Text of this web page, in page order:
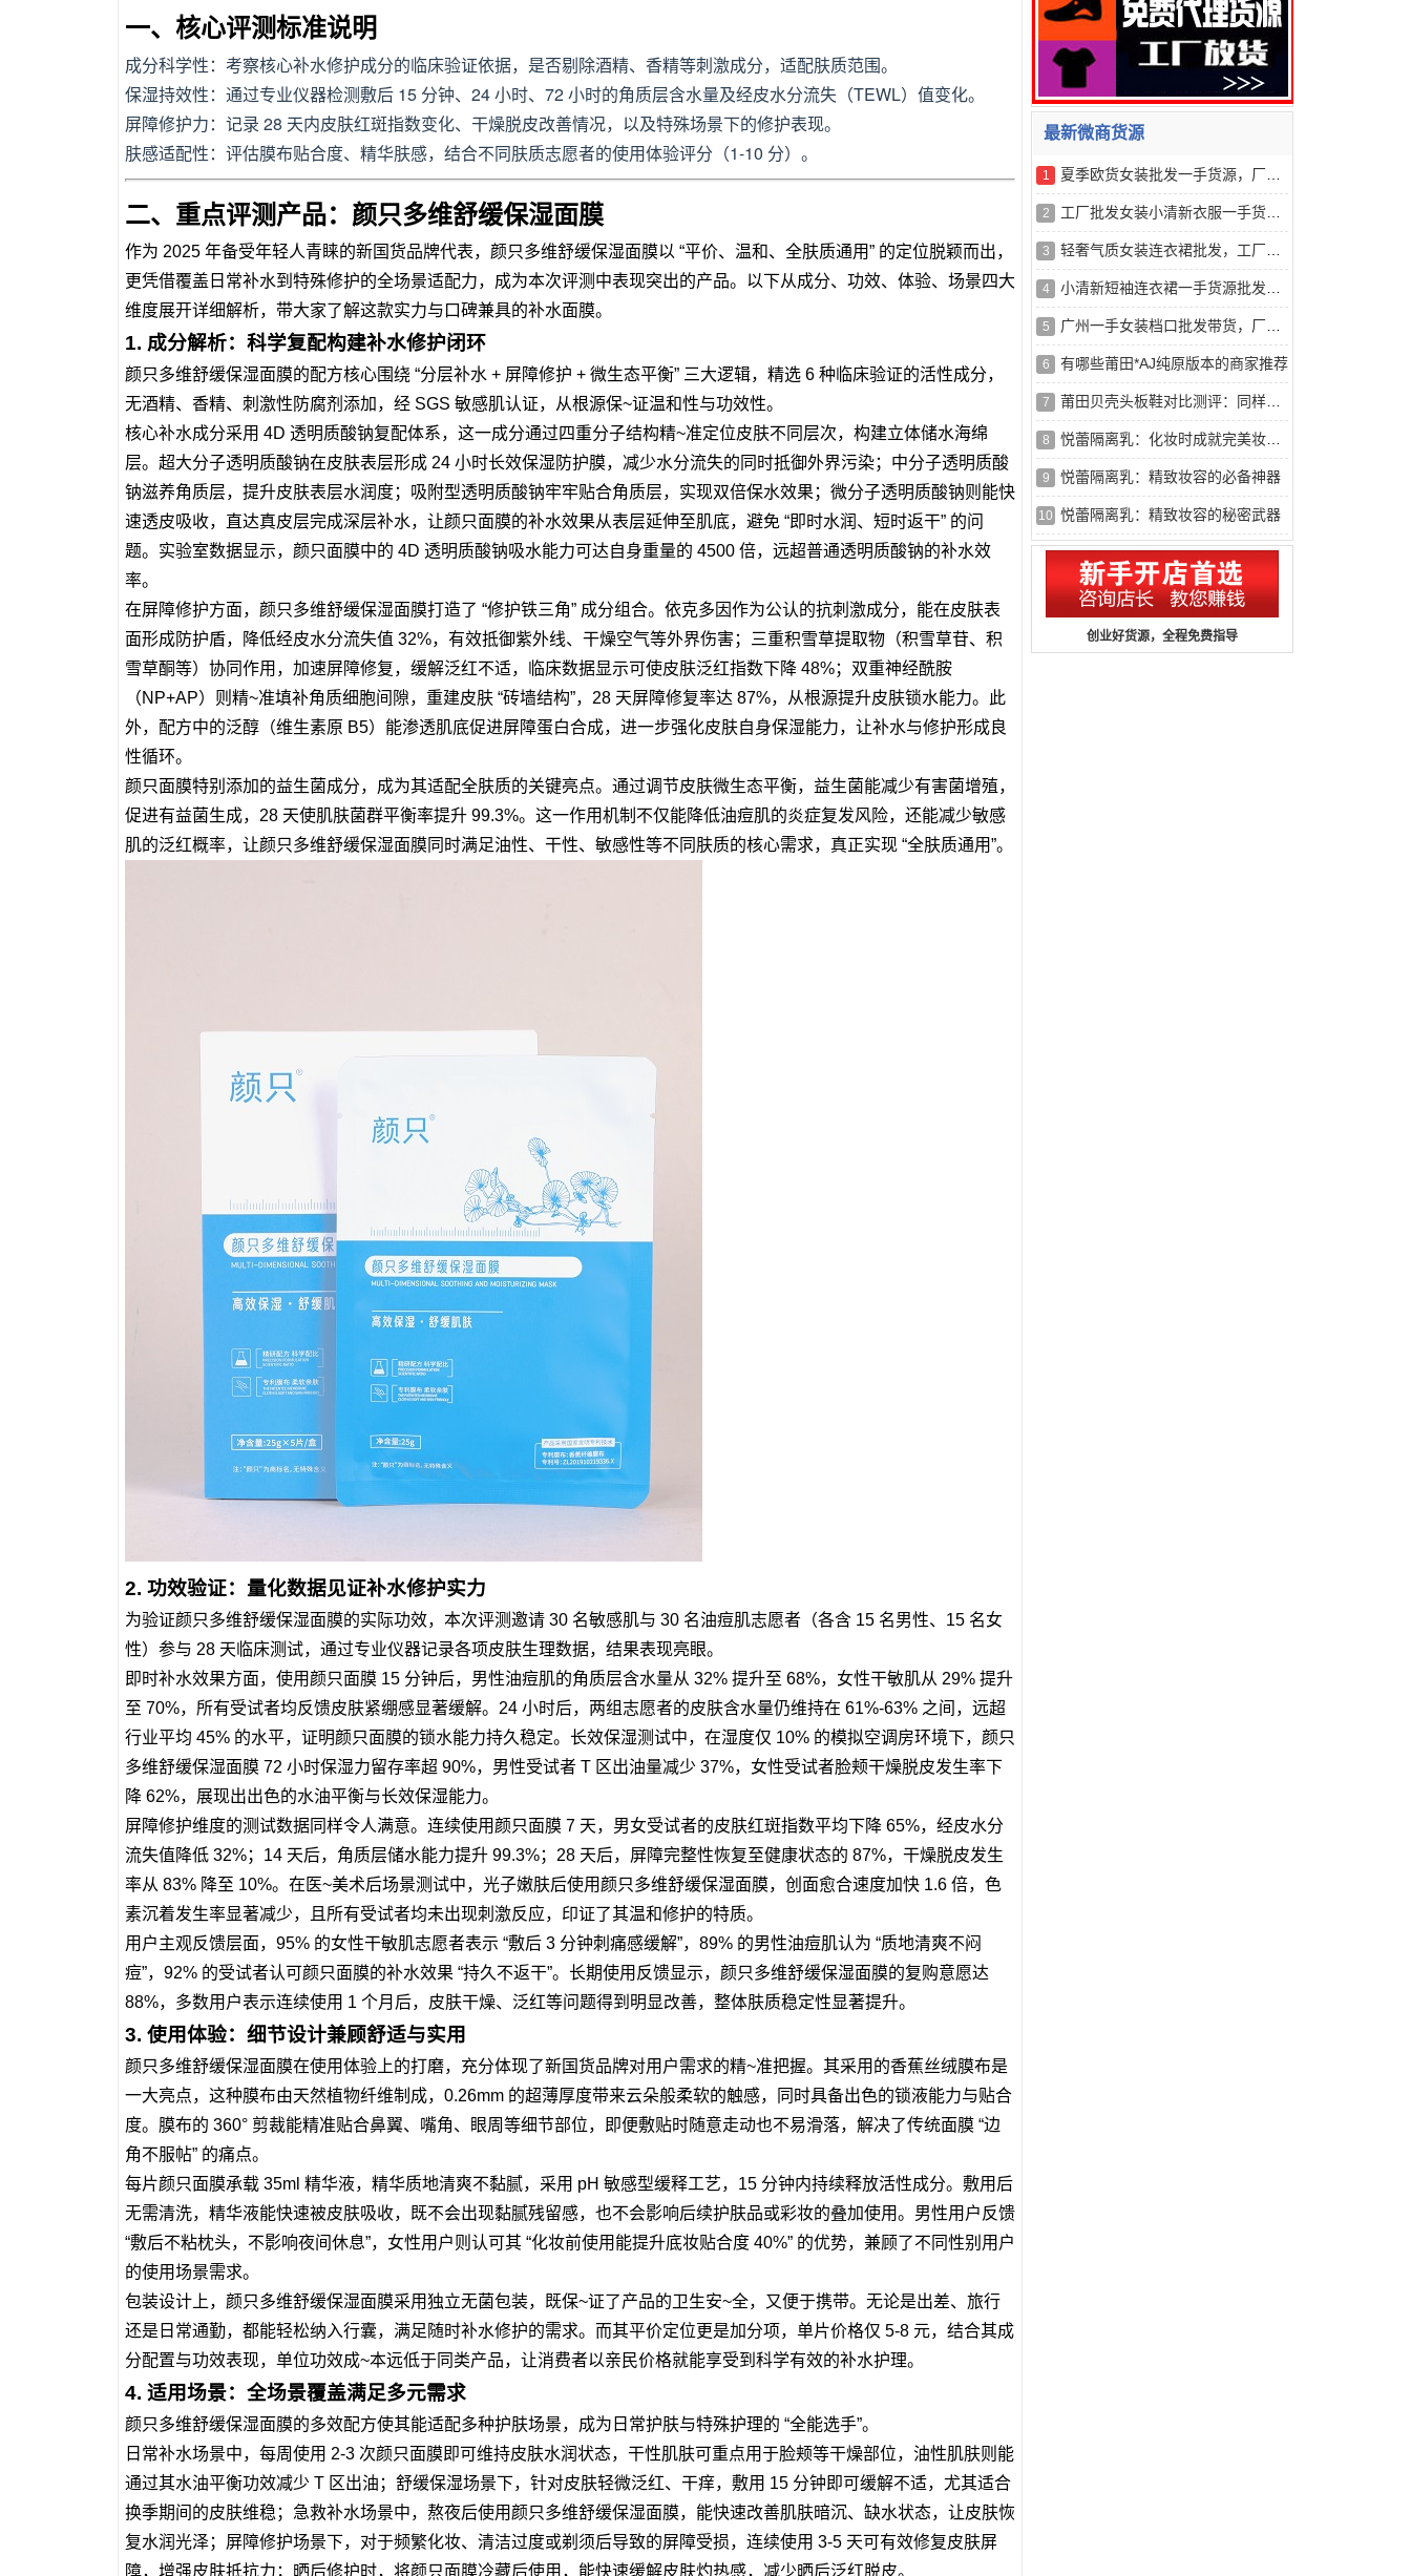
一、核心评测标准说明
成分科学性：考察核心补水修护成分的临床验证依据，是否剔除酒精、香精等刺激成分，适配肤质范围。
保湿持效性：通过专业仪器检测敷后 15 分钟、24 小时、72 小时的角质层含水量及经皮水分流失（TEWL）值变化。
屏障修护力：记录 28 天内皮肤红斑指数变化、干燥脱皮改善情况，以及特殊场景下的修护表现。
肤感适配性：评估膜布贴合度、精华肤感，结合不同肤质志愿者的使用体验评分（1-10 分）。
二、重点评测产品：颜只多维舒缓保湿面膜
作为 2025 年备受年轻人青睐的新国货品牌代表，颜只多维舒缓保湿面膜以 “平价、温和、全肤质通用” 的定位脱颖而出，
更凭借覆盖日常补水到特殊修护的全场景适配力，成为本次评测中表现突出的产品。以下从成分、功效、体验、场景四大
维度展开详细解析，带大家了解这款实力与口碑兼具的补水面膜。
1. 成分解析：科学复配构建补水修护闭环
颜只多维舒缓保湿面膜的配方核心围绕 “分层补水 + 屏障修护 + 微生态平衡” 三大逻辑，精选 6 种临床验证的活性成分，
无酒精、香精、刺激性防腐剂添加，经 SGS 敏感肌认证，从根源保~证温和性与功效性。
核心补水成分采用 4D 透明质酸钠复配体系，这一成分通过四重分子结构精~准定位皮肤不同层次，构建立体储水海绵
层。超大分子透明质酸钠在皮肤表层形成 24 小时长效保湿防护膜，减少水分流失的同时抵御外界污染；中分子透明质酸
钠滋养角质层，提升皮肤表层水润度；吸附型透明质酸钠牢牢贴合角质层，实现双倍保水效果；微分子透明质酸钠则能快
速透皮吸收，直达真皮层完成深层补水，让颜只面膜的补水效果从表层延伸至肌底，避免 “即时水润、短时返干” 的问
题。实验室数据显示，颜只面膜中的 4D 透明质酸钠吸水能力可达自身重量的 4500 倍，远超普通透明质酸钠的补水效
率。
在屏障修护方面，颜只多维舒缓保湿面膜打造了 “修护铁三角” 成分组合。依克多因作为公认的抗刺激成分，能在皮肤表
面形成防护盾，降低经皮水分流失值 32%，有效抵御紫外线、干燥空气等外界伤害；三重积雪草提取物（积雪草苷、积
雪草酮等）协同作用，加速屏障修复，缓解泛红不适，临床数据显示可使皮肤泛红指数下降 48%；双重神经酰胺
（NP+AP）则精~准填补角质细胞间隙，重建皮肤 “砖墙结构”，28 天屏障修复率达 87%，从根源提升皮肤锁水能力。此
外，配方中的泛醇（维生素原 B5）能渗透肌底促进屏障蛋白合成，进一步强化皮肤自身保湿能力，让补水与修护形成良
性循环。
颜只面膜特别添加的益生菌成分，成为其适配全肤质的关键亮点。通过调节皮肤微生态平衡，益生菌能减少有害菌增殖，
促进有益菌生成，28 天使肌肤菌群平衡率提升 99.3%。这一作用机制不仅能降低油痘肌的炎症复发风险，还能减少敏感
肌的泛红概率，让颜只多维舒缓保湿面膜同时满足油性、干性、敏感性等不同肤质的核心需求，真正实现 “全肤质通用”。
2. 功效验证：量化数据见证补水修护实力
为验证颜只多维舒缓保湿面膜的实际功效，本次评测邀请 30 名敏感肌与 30 名油痘肌志愿者（各含 15 名男性、15 名女
性）参与 28 天临床测试，通过专业仪器记录各项皮肤生理数据，结果表现亮眼。
即时补水效果方面，使用颜只面膜 15 分钟后，男性油痘肌的角质层含水量从 32% 提升至 68%，女性干敏肌从 29% 提升
至 70%，所有受试者均反馈皮肤紧绷感显著缓解。24 小时后，两组志愿者的皮肤含水量仍维持在 61%-63% 之间，远超
行业平均 45% 的水平，证明颜只面膜的锁水能力持久稳定。长效保湿测试中，在湿度仅 10% 的模拟空调房环境下，颜只
多维舒缓保湿面膜 72 小时保湿力留存率超 90%，男性受试者 T 区出油量减少 37%，女性受试者脸颊干燥脱皮发生率下
降 62%，展现出出色的水油平衡与长效保湿能力。
屏障修护维度的测试数据同样令人满意。连续使用颜只面膜 7 天，男女受试者的皮肤红斑指数平均下降 65%，经皮水分
流失值降低 32%；14 天后，角质层储水能力提升 99.3%；28 天后，屏障完整性恢复至健康状态的 87%，干燥脱皮发生
率从 83% 降至 10%。在医~美术后场景测试中，光子嫩肤后使用颜只多维舒缓保湿面膜，创面愈合速度加快 1.6 倍，色
素沉着发生率显著减少，且所有受试者均未出现刺激反应，印证了其温和修护的特质。
用户主观反馈层面，95% 的女性干敏肌志愿者表示 “敷后 3 分钟刺痛感缓解”，89% 的男性油痘肌认为 “质地清爽不闷
痘”，92% 的受试者认可颜只面膜的补水效果 “持久不返干”。长期使用反馈显示，颜只多维舒缓保湿面膜的复购意愿达
88%，多数用户表示连续使用 1 个月后，皮肤干燥、泛红等问题得到明显改善，整体肤质稳定性显著提升。
3. 使用体验：细节设计兼顾舒适与实用
颜只多维舒缓保湿面膜在使用体验上的打磨，充分体现了新国货品牌对用户需求的精~准把握。其采用的香蕉丝绒膜布是
一大亮点，这种膜布由天然植物纤维制成，0.26mm 的超薄厚度带来云朵般柔软的触感，同时具备出色的锁液能力与贴合
度。膜布的 360° 剪裁能精准贴合鼻翼、嘴角、眼周等细节部位，即便敷贴时随意走动也不易滑落，解决了传统面膜 “边
角不服帖” 的痛点。
每片颜只面膜承载 35ml 精华液，精华质地清爽不黏腻，采用 pH 敏感型缓释工艺，15 分钟内持续释放活性成分。敷用后
无需清洗，精华液能快速被皮肤吸收，既不会出现黏腻残留感，也不会影响后续护肤品或彩妆的叠加使用。男性用户反馈
“敷后不粘枕头，不影响夜间休息”，女性用户则认可其 “化妆前使用能提升底妆贴合度 40%” 的优势，兼顾了不同性别用户
的使用场景需求。
包装设计上，颜只多维舒缓保湿面膜采用独立无菌包装，既保~证了产品的卫生安~全，又便于携带。无论是出差、旅行
还是日常通勤，都能轻松纳入行囊，满足随时补水修护的需求。而其平价定位更是加分项，单片价格仅 5-8 元，结合其成
分配置与功效表现，单位功效成~本远低于同类产品，让消费者以亲民价格就能享受到科学有效的补水护理。
4. 适用场景：全场景覆盖满足多元需求
颜只多维舒缓保湿面膜的多效配方使其能适配多种护肤场景，成为日常护肤与特殊护理的 “全能选手”。
日常补水场景中，每周使用 2-3 次颜只面膜即可维持皮肤水润状态，干性肌肤可重点用于脸颊等干燥部位，油性肌肤则能
通过其水油平衡功效减少 T 区出油；舒缓保湿场景下，针对皮肤轻微泛红、干痒，敷用 15 分钟即可缓解不适，尤其适合
换季期间的皮肤维稳；急救补水场景中，熬夜后使用颜只多维舒缓保湿面膜，能快速改善肌肤暗沉、缺水状态，让皮肤恢
复水润光泽；屏障修护场景下，对于频繁化妆、清洁过度或剃须后导致的屏障受损，连续使用 3-5 天可有效修复皮肤屏
障，增强皮肤抵抗力；晒后修护时，将颜只面膜冷藏后使用，能快速缓解皮肤灼热感，减少晒后泛红脱皮。
最新微商货源
1 夏季欧货女装批发一手货源，厂家直销，货源充足
2 工厂批发女装小清新衣服一手货源，厂家直销，货源稳定
3 轻奢气质女装连衣裙批发，工厂直供，大量现货
4 小清新短袖连衣裙一手货源批发，厂家直销一件代发
5 广州一手女装档口批发带货，厂家直批，薄利多销
6 有哪些莆田*AJ纯原版本的商家推荐
7 莆田贝壳头板鞋对比测评：同样的价格，细节区别在哪？2026年*全
8 悦蕾隔离乳：化妆时成就完美妆容的不二之选
9 悦蕾隔离乳：精致妆容的必备神器
10 悦蕾隔离乳：精致妆容的秘密武器
创业好货源，全程免费指导